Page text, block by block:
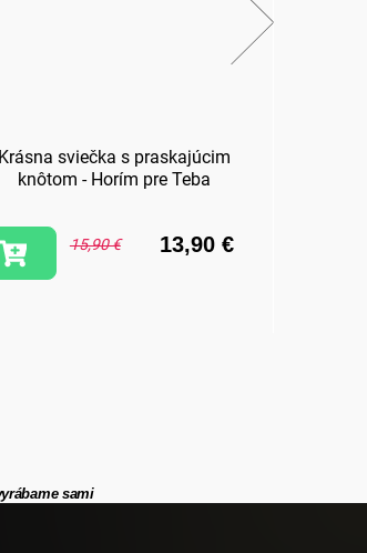
Krásna sviečka s praskajúcim
knôtom - Horím pre Teba
15,90 € 13,90 €
sami